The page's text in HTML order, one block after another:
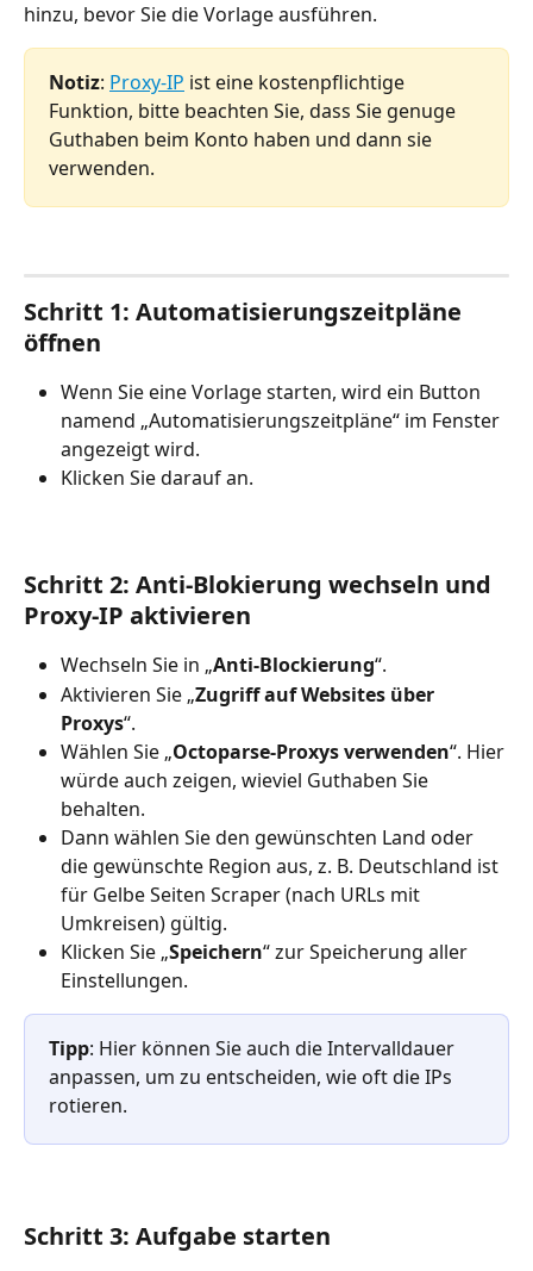
hinzu, bevor Sie die Vorlage ausführen.
Notiz: Proxy-IP ist eine kostenpflichtige
Funktion, bitte beachten Sie, dass Sie genuge
Guthaben beim Konto haben und dann sie
verwenden.
Schritt 1: Automatisierungszeitpläne
öffnen
Wenn Sie eine Vorlage starten, wird ein Button
namend „Automatisierungszeitpläne“ im Fenster
angezeigt wird.
Klicken Sie darauf an.
Schritt 2: Anti-Blokierung wechseln und
Proxy-IP aktivieren
Wechseln Sie in „Anti-Blockierung“.
Aktivieren Sie „Zugriff auf Websites über
Proxys“.
Wählen Sie „Octoparse-Proxys verwenden“. Hier
würde auch zeigen, wieviel Guthaben Sie
behalten.
Dann wählen Sie den gewünschten Land oder
die gewünschte Region aus, z. B. Deutschland ist
für Gelbe Seiten Scraper (nach URLs mit
Umkreisen) gültig.
Klicken Sie „Speichern“ zur Speicherung aller
Einstellungen.
Tipp: Hier können Sie auch die Intervalldauer
anpassen, um zu entscheiden, wie oft die IPs
rotieren.
Schritt 3: Aufgabe starten